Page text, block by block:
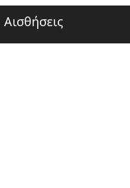
Αισθήσεις